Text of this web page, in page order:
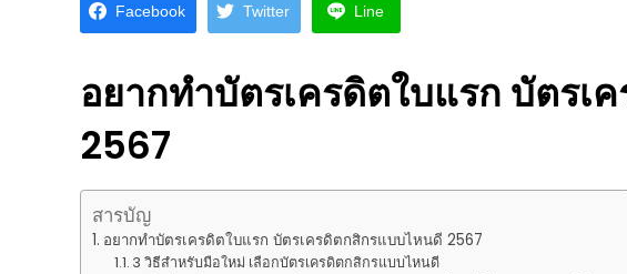
Facebook Twitter Line
อยากทำบัตรเครดิตใบแรก บัตรเ
2567
สารบัญ
อยากทำบัตรเครดิตใบแรก บัตรเครดิตกสิกรแบบไหนดี 2567
3 วิธีสำหรับมือใหม่ เลือกบัตรเครดิตกสิกรแบบไหนดี